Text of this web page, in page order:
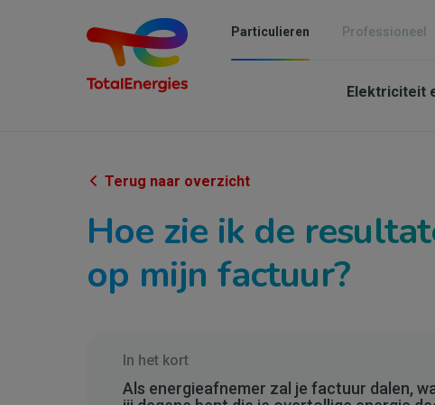
Particulieren Professioneel
Main
Elektriciteit
Terug naar overzicht
Hoe zie ik de
op mijn factuur?
In het kort
Als energieafnemer zal je factuur dalen,